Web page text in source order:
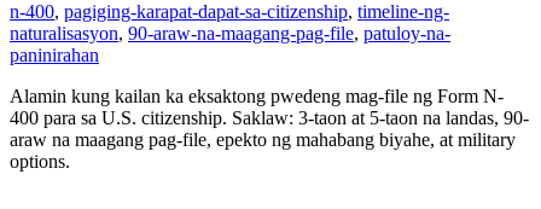
n-400, pagiging-karapat-dapat-sa-citizenship, timeline-ng-
naturalisasyon, 90-araw-na-maagang-pag-file, patuloy-na-
paninirahan
Alamin kung kailan ka eksaktong pwedeng mag-file ng Form N-
400 para sa U.S. citizenship. Saklaw: 3-taon at 5-taon na landas, 90-
araw na maagang pag-file, epekto ng mahabang biyahe, at military
options.